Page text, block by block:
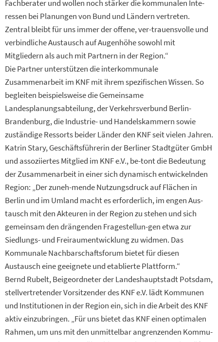
Fachberater und wollen noch stärker die kommunalen Inte-
ressen bei Planungen von Bund und Ländern vertreten.
Zentral bleibt für uns immer der offene, ver-trauensvolle und
verbindliche Austausch auf Augenhöhe sowohl mit
Mitgliedern als auch mit Partnern in der Region.“
Die Partner unterstützen die interkommunale
Zusammenarbeit im KNF mit ihrem spezifischen Wissen. So
begleiten beispielsweise die Gemeinsame
Landesplanungsabteilung, der Verkehrsverbund Berlin-
Brandenburg, die Industrie- und Handelskammern sowie
zuständige Ressorts beider Länder den KNF seit vielen Jahren.
Katrin Stary, Geschäftsführerin der Berliner Stadtgüter GmbH
und assoziiertes Mitglied im KNF e.V., be-tont die Bedeutung
der Zusammenarbeit in einer sich dynamisch entwickelnden
Region: „Der zuneh-mende Nutzungsdruck auf Flächen in
Berlin und im Umland macht es erforderlich, im engen Aus-
tausch mit den Akteuren in der Region zu stehen und sich
gemeinsam den drängenden Fragestellun-gen etwa zur
Siedlungs- und Freiraumentwicklung zu widmen. Das
Kommunale Nachbarschaftsforum bietet für diesen
Austausch eine geeignete und etablierte Plattform.“
Bernd Rubelt, Beigeordneter der Landeshauptstadt Potsdam,
stellvertretender Vorsitzender des KNF e.V. lädt Kommunen
und Institutionen in der Region ein, sich in die Arbeit des KNF
aktiv einzubringen. „Für uns bietet das KNF einen optimalen
Rahmen, um uns mit den unmittelbar angrenzenden Kommu-